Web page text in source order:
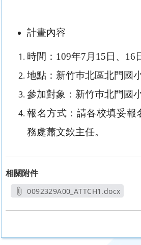
計畫內容
時間：109年7月15日、16
地點：新竹巿北區北門國小
參加對象：新竹巿北門國
報名方式：請各校填妥報
務處蕭文欽主任。
相關附件
0092329A00_ATTCH1.docx